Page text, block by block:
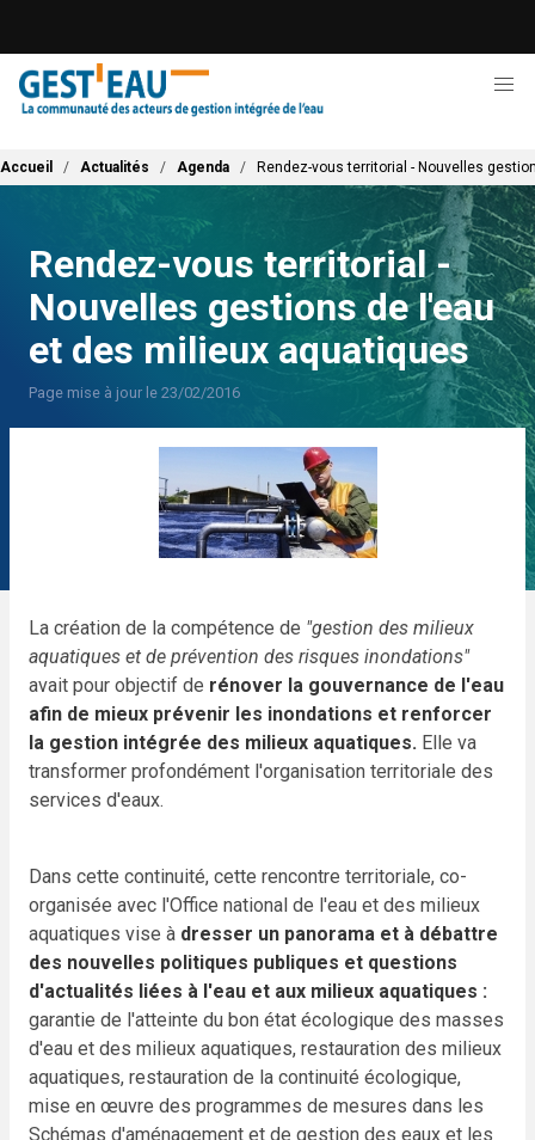
contenu
principal
Fil d'Ariane
Accueil Actualités Agenda Rendez-vous territorial - Nouvelles
Rendez-vous territorial -
Nouvelles gestions de l'eau
et des milieux aquatiques
Page mise à jour le 23/02/2016
La création de la compétence de "gestion des milieux
aquatiques et de prévention des risques inondations"
avait pour objectif de rénover la gouvernance de l'eau
afin de mieux prévenir les inondations et renforcer
la gestion intégrée des milieux aquatiques. Elle va
transformer profondément l'organisation territoriale des
services d'eaux.
Dans cette continuité, cette rencontre territoriale, co-
organisée avec l'Office national de l'eau et des milieux
aquatiques vise à dresser un panorama et à débattre
des nouvelles politiques publiques et questions
d'actualités liées à l'eau et aux milieux aquatiques :
garantie de l'atteinte du bon état écologique des masses
d'eau et des milieux aquatiques, restauration des milieux
aquatiques, restauration de la continuité écologique,
mise en œuvre des programmes de mesures dans les
Schémas d'aménagement et de gestion des eaux et les